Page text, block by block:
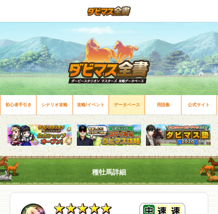
初心者手引き シナリオ攻略 攻略/イベント データベース 用語集 公式サイト
種牡馬詳細